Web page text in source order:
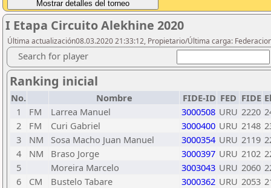
I Etapa Circuito Alekhine 2020
Última actualización08.03.2020 21:33:12, Propietario/Última carga:
Search for player
Ranking inicial
No. Nombre FIDE-ID FED FIDE
1
FM Larrea Manuel 3000508 URU 2220
2
FM Curi Gabriel 3000400 URU 2148
3
NM Sosa Macho Juan Manuel 3000354 URU 2119
4
NM Braso Jorge 3000397 URU 2102
5
Moreira Marcelo 3003043 URU 2060
6
CM Bustelo Tabare 3000362 URU 2053